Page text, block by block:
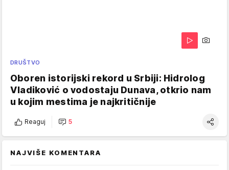
DRUŠTVO
Oboren istorijski rekord u Srbiji: Hidrolog
Vladiković o vodostaju Dunava, otkrio nam
u kojim mestima je najkritičnije
Reaguj 5
NAJVIŠE KOMENTARA